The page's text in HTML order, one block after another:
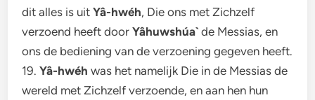
dit alles is uitYâ-hwéh, Die ons met Zichzelf
verzoend heeft doorYâhuwshúa`de Messias, en
ons de bediening van de verzoening gegeven heeft.
19.Yâ-hwéh was het namelijk Die in de Messias de
wereld met Zichzelf verzoende, en aan hen hun